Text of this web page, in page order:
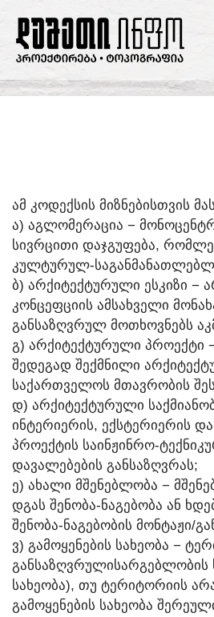
ᲐᲛ ᲙᲝᲓᲔᲥᲡᲘᲡ ᲛᲘᲖᲜᲔᲑᲘᲡᲗᲕᲘᲡ
Ა) ᲐᲒᲚᲝᲛᲔᲠᲐᲪᲘᲐ −
ᲡᲘᲕᲠᲪᲘᲗᲘ ᲓᲐᲯᲒᲣᲤᲔᲑᲐ,
ᲙᲣᲚᲢᲣᲠᲣᲚ-
Ბ) ᲐᲠᲥᲘᲢᲔᲥᲢᲣᲠᲣᲚᲘ ᲔᲡᲙᲘᲖᲘ −
ᲙᲝᲜᲪᲔᲤᲪᲘᲘᲡ ᲐᲛᲡᲐᲮᲕᲔᲚᲘ
ᲒᲐᲜᲡᲐᲖᲦᲕᲠᲣᲚ ᲛᲝᲗᲮᲝᲕᲜᲔᲑᲡ
Გ) ᲐᲠᲥᲘᲢᲔᲥᲢᲣᲠᲣᲚᲘ ᲞᲠᲝᲔᲥᲢᲘ
ᲨᲔᲓᲔᲒᲐᲓ ᲨᲔᲥᲛᲜᲘᲚᲘ
ᲡᲐᲥᲐᲠᲗᲕᲔᲚᲝᲡ ᲛᲗᲐᲕᲠᲝᲑᲘᲡ
Დ) ᲐᲠᲥᲘᲢᲔᲥᲢᲣᲠᲣᲚᲘ
ᲘᲜᲢᲔᲠᲘᲔᲠᲘᲡ, ᲔᲥᲡᲢᲔᲠᲘᲔᲠᲘᲡ
ᲞᲠᲝᲔᲥᲢᲘᲡ ᲡᲐᲘᲜᲟᲘᲜᲠᲝ-
ᲓᲐᲕᲐᲚᲔᲑᲔᲑᲘᲡ ᲒᲐᲜᲡᲐᲖᲦᲕᲠᲐᲡ;
Ე) ᲐᲮᲐᲚᲘ ᲛᲨᲔᲜᲔᲑᲚᲝᲑᲐ −
ᲓᲒᲐᲡ ᲨᲔᲜᲝᲑᲐ-ᲜᲐᲒᲔᲑᲝᲑᲐ ᲐᲜ
ᲨᲔᲜᲝᲑᲐ-ᲜᲐᲒᲔᲑᲝᲑᲘᲡ ᲛᲝᲜᲢᲐᲟᲘ/
Ვ) ᲒᲐᲛᲝᲧᲔᲜᲔᲑᲘᲡ ᲡᲐᲮᲔᲝᲑᲐ −
ᲒᲐᲜᲡᲐᲖᲦᲕᲠᲣᲚᲘᲡᲐᲠᲒᲔᲑᲚᲝᲑᲘᲡ
ᲡᲐᲮᲔᲝᲑᲐ), ᲗᲣ ᲢᲔᲠᲘᲢᲝᲠᲘᲘᲡ
ᲒᲐᲛᲝᲧᲔᲜᲔᲑᲘᲡ ᲡᲐᲮᲔᲝᲑᲐ